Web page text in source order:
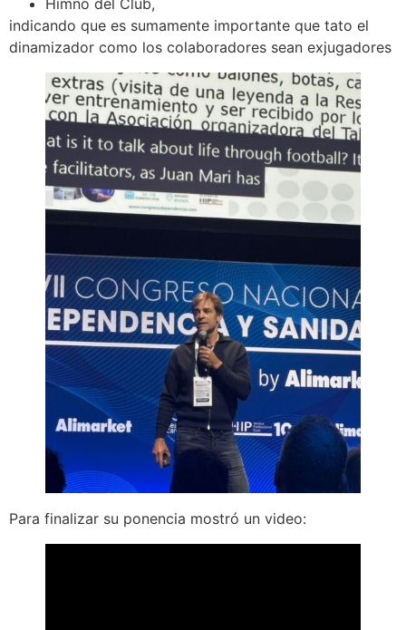
indicando que es sumamente importante que tato el
dinamizador como los colaboradores sean exjugadores
Para finalizar su ponencia mostró un video: